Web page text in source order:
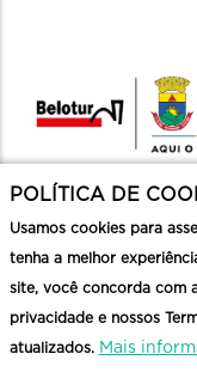
POLÍTICA DE
Usamos cookies para
tenha a melhor
site, você concorda com
privacidade e nossos
atualizados. Mais